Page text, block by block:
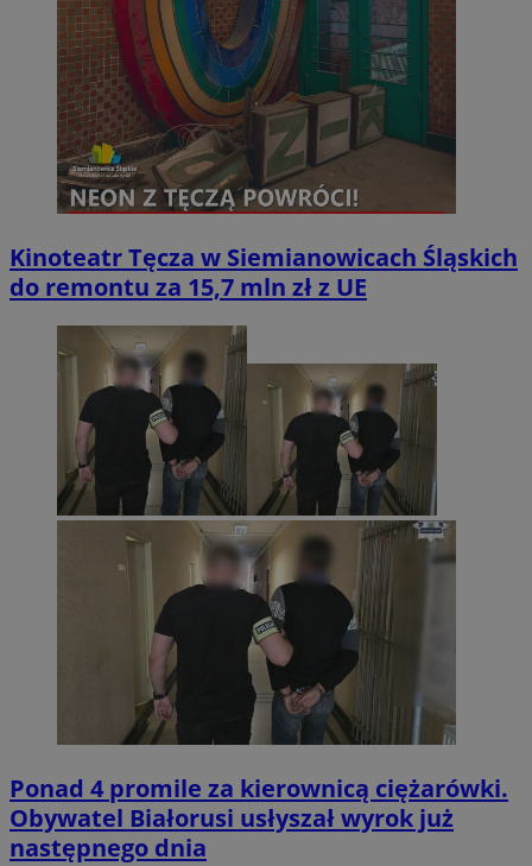
Kinoteatr Tęcza w Siemianowicach Śląskich
do remontu za 15,7 mln zł z UE
Ponad 4 promile za kierownicą ciężarówki.
Obywatel Białorusi usłyszał wyrok już
następnego dnia